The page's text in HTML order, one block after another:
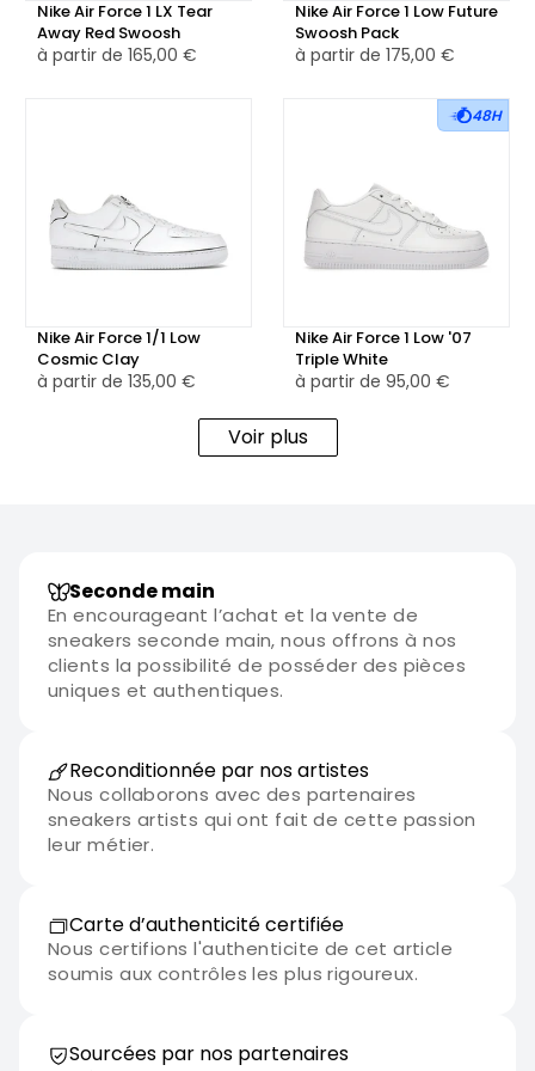
Nike Air Force 1 LX Tear
Away Red Swoosh
à partir de 165,00 €
Nike Air Force 1 Low Future
Swoosh Pack
à partir de 175,00 €
Nike Air Force 1/1 Low
Cosmic Clay
à partir de 135,00 €
48H
Nike Air Force 1 Low '07
Triple White
à partir de 95,00 €
Voir plus
Seconde main
En encourageant l’achat et la vente de
sneakers seconde main, nous offrons à nos
clients la possibilité de posséder des pièces
uniques et authentiques.
Reconditionnée par nos artistes
Nous collaborons avec des partenaires
sneakers artists qui ont fait de cette passion
leur métier.
Carte d’authenticité certifiée
Nous certifions l'authenticite de cet article
soumis aux contrôles les plus rigoureux.
Sourcées par nos partenaires